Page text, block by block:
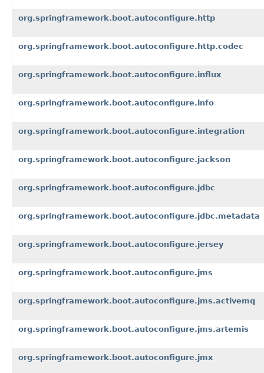
org.springframework.boot.autoconfigure.http
org.springframework.boot.autoconfigure.http.codec
org.springframework.boot.autoconfigure.influx
org.springframework.boot.autoconfigure.info
org.springframework.boot.autoconfigure.integration
org.springframework.boot.autoconfigure.jackson
org.springframework.boot.autoconfigure.jdbc
org.springframework.boot.autoconfigure.jdbc.metadata
org.springframework.boot.autoconfigure.jersey
org.springframework.boot.autoconfigure.jms
org.springframework.boot.autoconfigure.jms.activemq
org.springframework.boot.autoconfigure.jms.artemis
org.springframework.boot.autoconfigure.jmx